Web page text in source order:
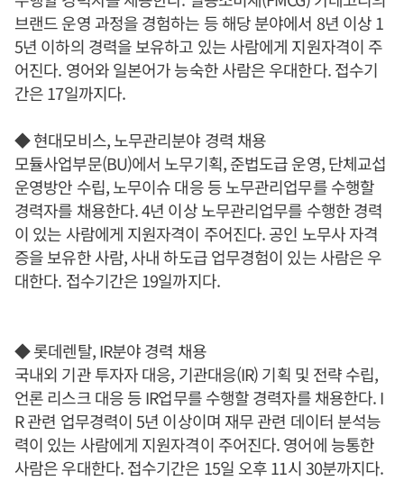
브랜드 운영 과정을 경험하는 등 해당 분야에서 8년 이상 1
5년 이하의 경력을 보유하고 있는 사람에게 지원자격이 주
어진다. 영어와 일본어가 능숙한 사람은 우대한다. 접수기
간은 17일까지다.
◆ 현대모비스, 노무관리분야 경력 채용
모듈사업부문(BU)에서 노무기획, 준법도급 운영, 단체교섭
운영방안 수립, 노무이슈 대응 등 노무관리업무를 수행할
경력자를 채용한다. 4년 이상 노무관리업무를 수행한 경력
이 있는 사람에게 지원자격이 주어진다. 공인 노무사 자격
증을 보유한 사람, 사내 하도급 업무경험이 있는 사람은 우
대한다. 접수기간은 19일까지다.
◆ 롯데렌탈, IR분야 경력 채용
국내외 기관 투자자 대응, 기관대응(IR) 기획 및 전략 수립,
언론 리스크 대응 등 IR업무를 수행할 경력자를 채용한다. I
R 관련 업무경력이 5년 이상이며 재무 관련 데이터 분석능
력이 있는 사람에게 지원자격이 주어진다. 영어에 능통한
사람은 우대한다. 접수기간은 15일 오후 11시 30분까지다.